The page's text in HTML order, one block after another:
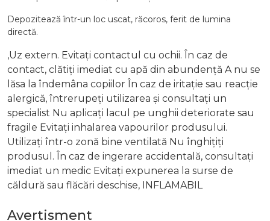
Depozitează într-un loc uscat, răcoros, ferit de lumina
directă.
,Uz extern. Evitați contactul cu ochii. În caz de
contact, clătiți imediat cu apă din abundență A nu se
lăsa la îndemâna copiilor În caz de iritație sau reacție
alergică, întrerupeți utilizarea și consultați un
specialist Nu aplicați lacul pe unghii deteriorate sau
fragile Evitați inhalarea vapourilor produsului.
Utilizați într-o zonă bine ventilată Nu înghițiți
produsul. În caz de ingerare accidentală, consultați
imediat un medic Evitați expunerea la surse de
căldură sau flăcări deschise, INFLAMABIL
Avertisment